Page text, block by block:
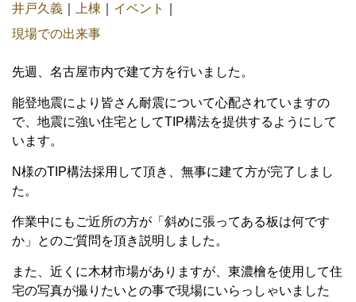
井戸久義
上棟 イベント
現場での出来事
先週、名古屋市内で建て方を行いました。
能登地震により皆さん耐震について心配されていますの
で、地震に強い住宅としてTIP構法を提供するようにして
います。
N様のTIP構法採用して頂き、無事に建て方が完了しまし
た。
作業中にもご近所の方が「斜めに張ってある板は何です
か」とのご質問を頂き説明しました。
また、近くに木材市場がありますが、東濃檜を使用して住
宅の写真が撮りたいとの事で現場にいらっしゃいました